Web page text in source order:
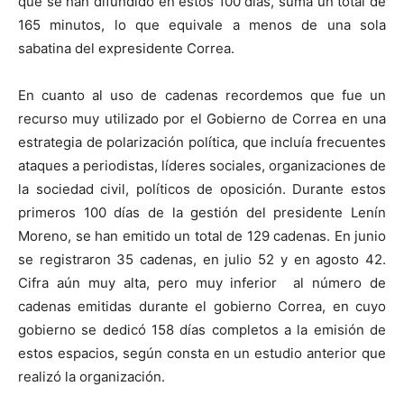
165 minutos, lo que equivale a menos de una sola
sabatina del expresidente Correa.
En cuanto al uso de cadenas recordemos que fue un
recurso muy utilizado por el Gobierno de Correa en una
estrategia de polarización política, que incluía frecuentes
ataques a periodistas, líderes sociales, organizaciones de
la sociedad civil, políticos de oposición. Durante estos
primeros 100 días de la gestión del presidente Lenín
Moreno, se han emitido un total de 129 cadenas. En junio
se registraron 35 cadenas, en julio 52 y en agosto 42.
Cifra aún muy alta, pero muy inferior al número de
cadenas emitidas durante el gobierno Correa, en cuyo
gobierno se dedicó 158 días completos a la emisión de
estos espacios, según consta en un estudio anterior que
realizó la organización.